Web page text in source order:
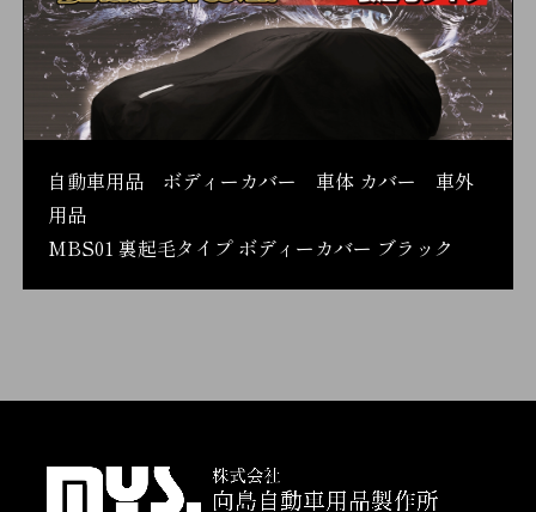
自動車用品 ボディーカバー 車体 カバー 車外
用品
MBS01 裏起毛タイプ ボディーカバー ブラック